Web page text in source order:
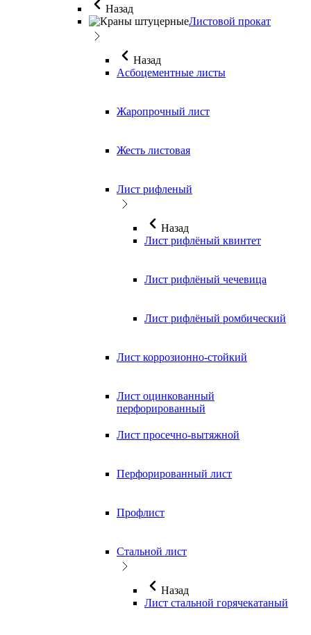
Назад
Листовой прокат
Назад
Асбоцементные листы
Жаропрочный лист
Жесть листовая
Лист рифленый
Назад
Лист рифлёный квинтет
Лист рифлёный чечевица
Лист рифлёный ромбический
Лист коррозионно-стойкий
Лист оцинкованный
перфорированный
Лист просечно-вытяжной
Перфорированный лист
Профлист
Стальной лист
Назад
Лист стальной горячекатаный